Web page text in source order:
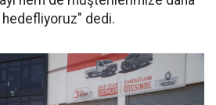
hedefliyoruz" dedi.